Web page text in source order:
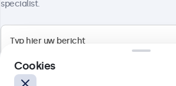
specialist.
Cookies